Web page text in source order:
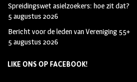
Spreidingswet asielzoekers: hoe zit dat?
5 augustus 2026
Bericht voor de leden van Vereniging 55+
5 augustus 2026
LIKE ONS OP FACEBOOK!